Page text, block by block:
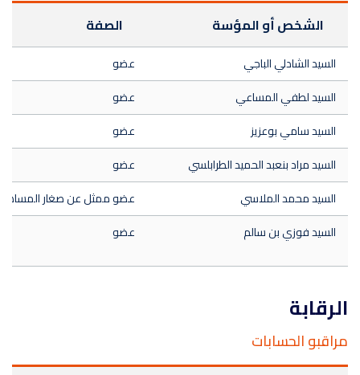
الشخص أو المؤسة الصفة
السيد الشادلي الباجي
عضو
السيد لطفي المساعي
عضو
السيد سامي بوعزيز
عضو
السيد مراد بنعبد الحميد الطرابلسي
عضو
السيد محمد الملاسي
عضو ممثل عن صغار
السيد فوزي بن سالم
عضو
الرقابة
مراقبو الحسابات